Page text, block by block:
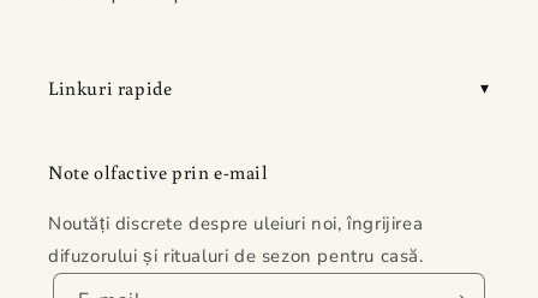
Linkuri rapide
Note olfactive prin e-mail
Noutăți discrete despre uleiuri noi, îngrijirea
difuzorului și ritualuri de sezon pentru casă.